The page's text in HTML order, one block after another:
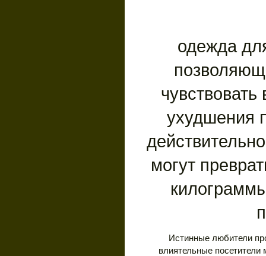
одежда
ухудшения
могут
Истинные любители
влиятельные посетители